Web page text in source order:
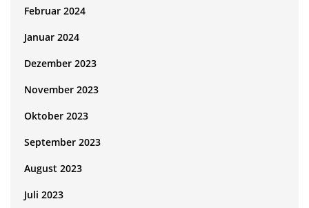
Februar 2024
Januar 2024
Dezember 2023
November 2023
Oktober 2023
September 2023
August 2023
Juli 2023